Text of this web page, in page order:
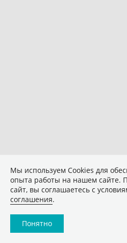
Мы используем Сookies для
опыта работы на нашем сайте.
сайт, вы соглашаетесь с
соглашения.
Понятно